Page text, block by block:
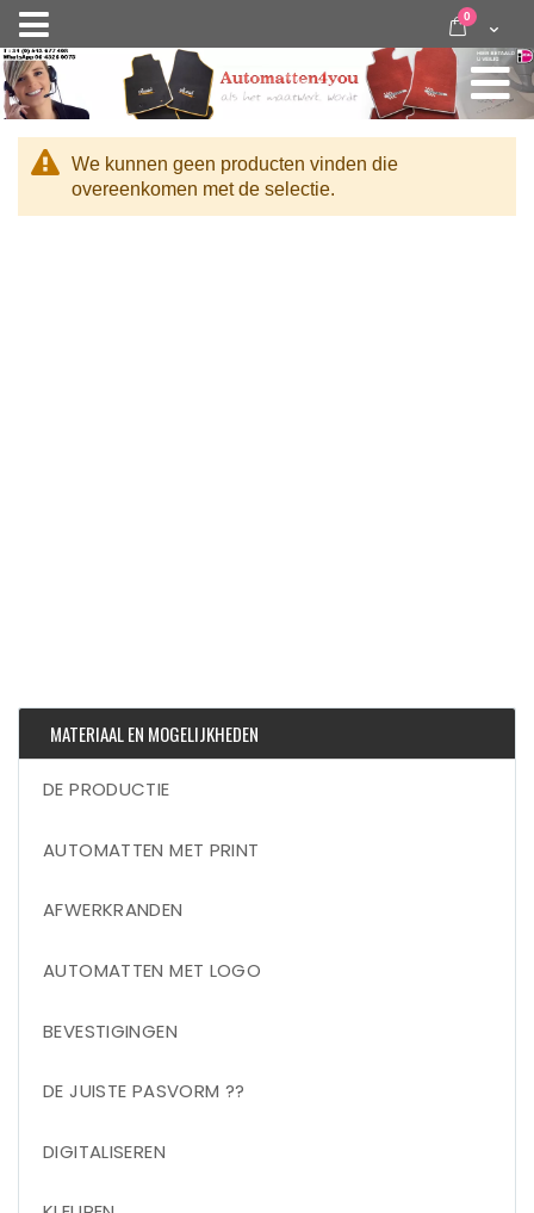
Nav
activeren
door
inhoud
Cart
0 items
We kunnen geen producten vinden die
overeenkomen met de selectie.
MATERIAAL EN MOGELIJKHEDEN
DE PRODUCTIE
AUTOMATTEN MET PRINT
AFWERKRANDEN
AUTOMATTEN MET LOGO
BEVESTIGINGEN
DE JUISTE PASVORM ??
DIGITALISEREN